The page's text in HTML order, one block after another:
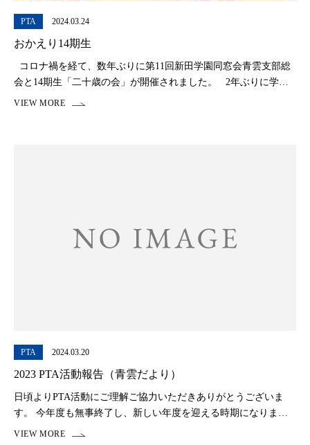
PTA 2024.03.24
おかえり14期生
コロナ禍を経て、数年ぶりに第11回新田学園同窓会青雲支部総
会と14期生「二十歳の会」が開催されました。 2年ぶりに学び
舎に戻ってきた14期生 ここ青雲で初めて出会った中1の頃の面
PTA 2024.03.20
2023 PTA活動報告（青雲だより）
日頃よりPTA活動にご理解ご協力いただきありがとうございま
す。 今年度も無事終了し、新しい年度を迎える時期になりまし
た。 202３年度の活動報告をいたします。コロナ禍以降昨年に引